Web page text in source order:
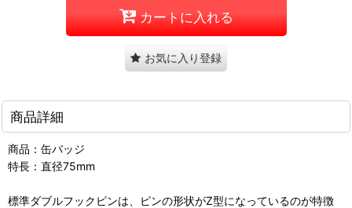
カートに入れる
お気に入り登録
商品詳細
商品：缶バッジ
特長：直径75mm
標準ダブルフックピンは、ピンの形状がZ型になっているのが特徴